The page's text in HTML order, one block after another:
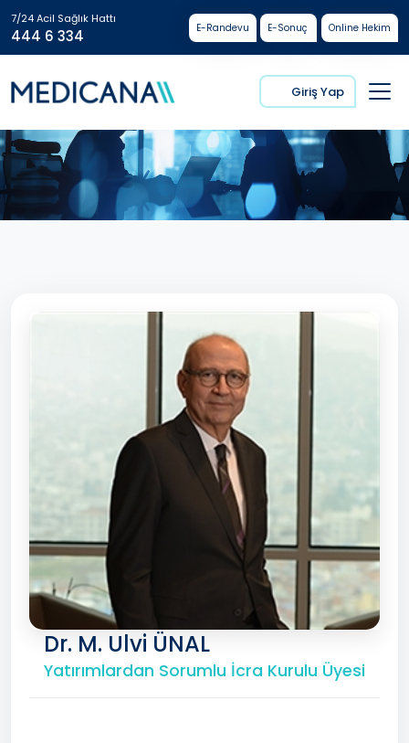
7/24 Acil Sağlık Hattı
444 6 334 E-Randevu E-Sonuç Online Hekim
Giriş Yap
Dr. M. Ulvi ÜNAL
Yatırımlardan Sorumlu İcra Kurulu Üyesi